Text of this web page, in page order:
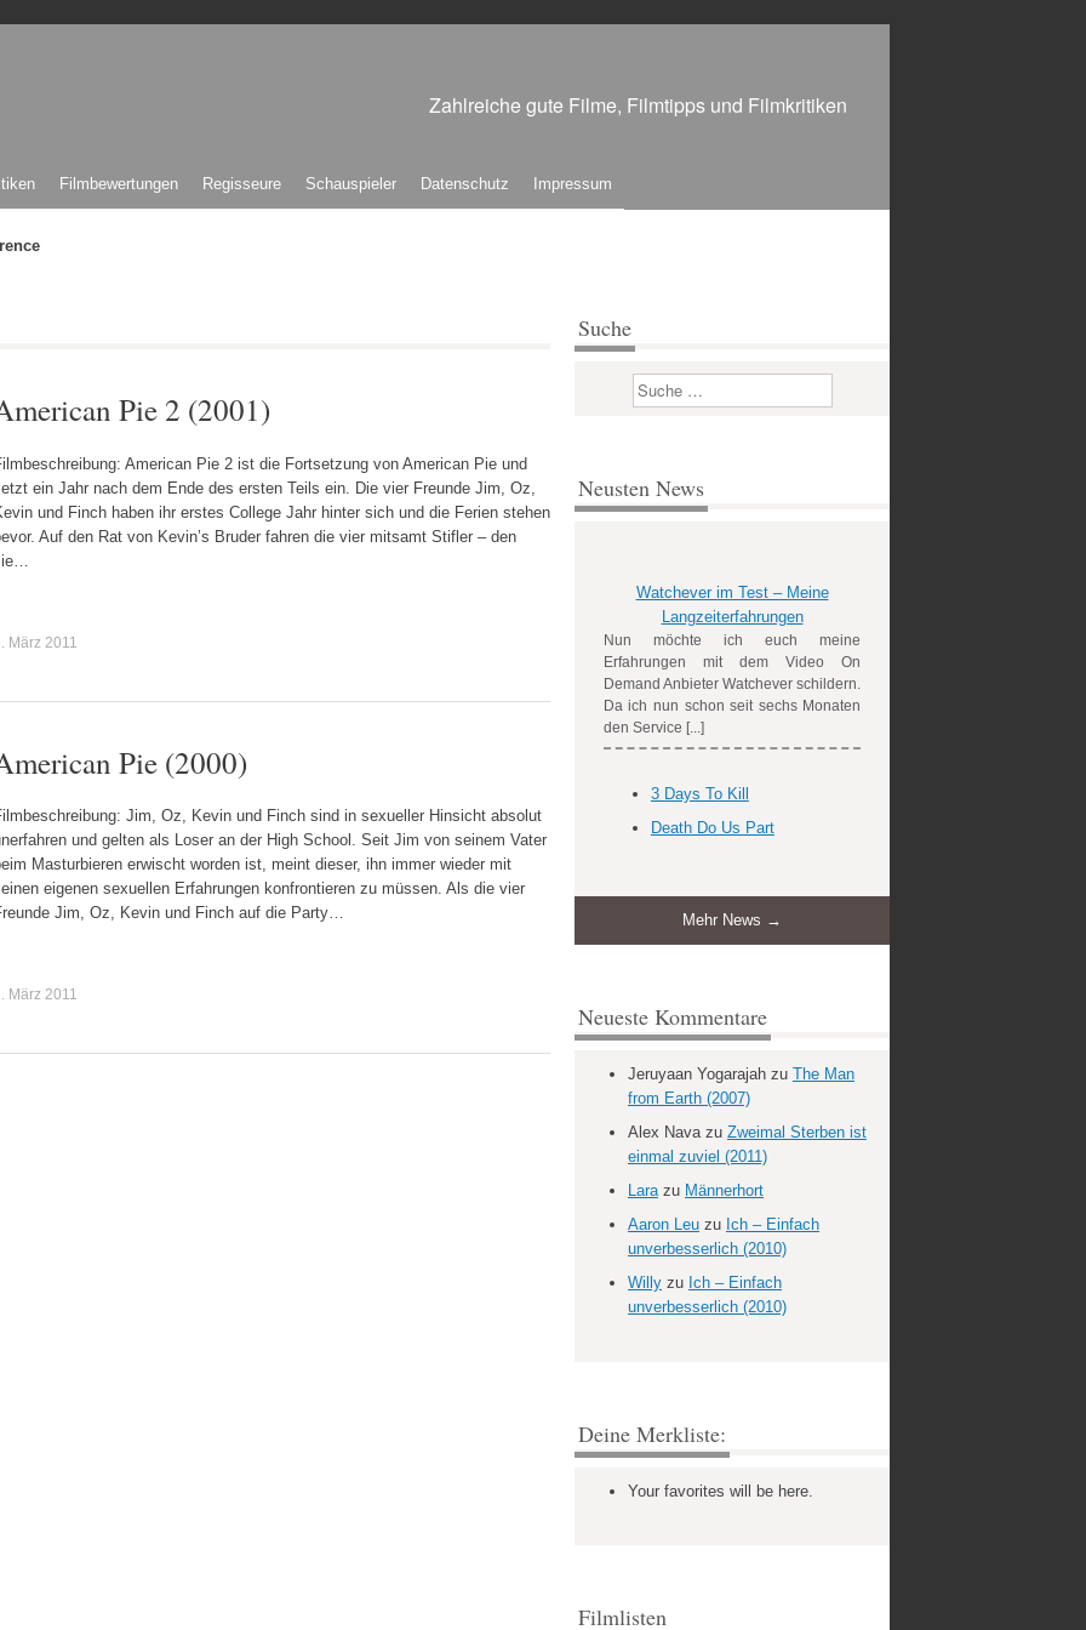
Zahlreiche gute Filme, Filmtipps und Filmkritiken
Filmbewertungen Regisseure Schauspieler Datenschutz Impressum
Pie 2 (2001)
American Pie 2 ist die Fortsetzung von American Pie und
ein Jahr nach dem Ende des ersten Teils ein. Die vier Freunde Jim, Oz,
und Finch haben ihr erstes College Jahr hinter sich und die Ferien stehen
Auf den Rat von Kevin’s Bruder fahren die vier mitsamt Stifler – den
März 2011
Pie (2000)
Jim, Oz, Kevin und Finch sind in sexueller Hinsicht absolut
und gelten als Loser an der High School. Seit Jim von seinem Vater
Masturbieren erwischt worden ist, meint dieser, ihn immer wieder mit
eigenen sexuellen Erfahrungen konfrontieren zu müssen. Als die vier
Jim, Oz, Kevin und Finch auf die Party…
März 2011
Suche
Suchen
Neusten News
Watchever im Test – Meine
Langzeiterfahrungen
Nun möchte ich euch meine
Erfahrungen mit dem Video On
Demand Anbieter Watchever schildern.
Da ich nun schon seit sechs Monaten
den Service [...]
3 Days To Kill
Death Do Us Part
Mehr News →
Neueste Kommentare
Jeruyaan Yogarajah zu The Man
from Earth (2007)
Alex Navazu Zweimal Sterben ist
einmal zuviel (2011)
Larazu Männerhort
Aaron Leu zu Ich – Einfach
unverbesserlich (2010)
Willy zu Ich – Einfach
unverbesserlich (2010)
Deine Merkliste:
Your favorites will be here.
Filmlisten